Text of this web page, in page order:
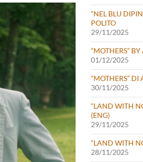
“NEL BLU
POLITO
29/11/2025
“MOTHERS”
01/12/2025
“MOTHERS” DI
30/11/2025
“LAND WITH
(ENG)
29/11/2025
“LAND WITH
28/11/2025